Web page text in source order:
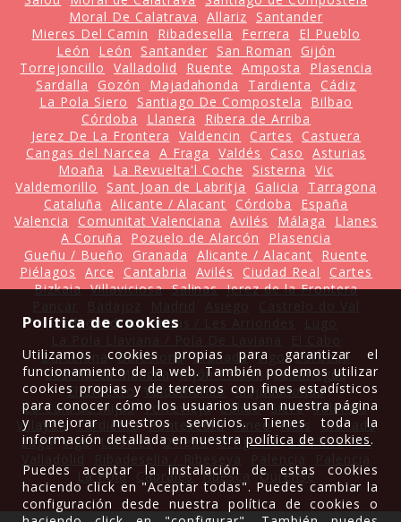
Moral De Calatrava
Allariz
Santander
Mieres Del Camin
Ribadesella Ferrera
El Pueblo
León
León Santander San Roman
Gijón
Torrejoncillo
Valladolid Ruente Amposta
Plasencia
Sardalla
Gozón Majadahonda Tardienta
Cádiz
La Pola Siero
Santiago De Compostela
Bilbao
Córdoba
Llanera
Ribera de Arriba
Jerez De La Frontera
Valdencin Cartes
Castuera
Cangas del Narcea
A Fraga Valdés Caso
Asturias
Moaña
La Revuelta'l Coche Sisterna
Vic
Valdemorillo
Sant Joan de Labritja Galicia
Tarragona
Cataluña
Alicante / Alacant Córdoba
España
Valencia
Comunitat Valenciana Avilés Málaga
Llanes
A Coruña
Pozuelo de Alarcón
Plasencia
Gueñu / Bueño
Granada Alicante / Alacant
Ruente
Piélagos
Arce Cantabria Avilés Ciudad Real
Cartes
Bizkaia Villaviciosa Salinas Jerez de la Frontera
Valladolid Arriondas / Les Arriondes
Barcelona Barcelona Granada Vigo Córdoba
Castilla La Mancha Gijón / Xixón
Leitariegos
El Crucero
Valdemorillo
Majadahonda
La Cala de Mijas Torrevieja Caliao Siero
Valencia
Villayón Tardienta Pontevedra Tineo Ibias
Granada
Lugo Vigo Llastres Oviedo Ortiguera La Mata Vic
La Pola
Cabrales Huesca Ourense
Política de cookies
Utilizamos cookies propias para garantizar el
funcionamiento de la web. También podemos utilizar
cookies propias y de terceros con fines estadísticos
para conocer cómo los usuarios usan nuestra página
y mejorar nuestros servicios. Tienes toda la
información detallada en nuestrapolítica de cookies.
Puedes aceptar la instalación de estas cookies
haciendo click en "Aceptar todas". Puedes cambiar la
configuración desde nuestra política de cookies o